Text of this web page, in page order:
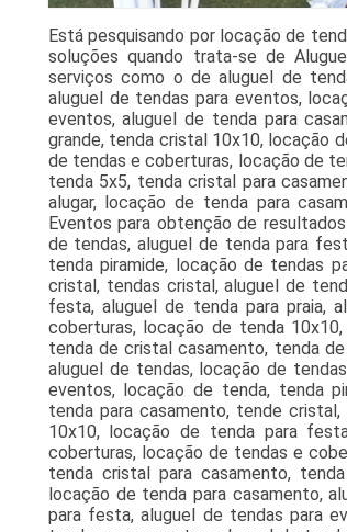
Está pesquisando por locação de
soluções quando trata-se de
serviços como o de aluguel de
aluguel de tendas para eventos,
eventos, aluguel de tenda para
grande, tenda cristal 10x10, locação
de tendas e coberturas, locação de
tenda 5x5, tenda cristal para
alugar, locação de tenda para
Eventos para obtenção de
de tendas, aluguel de tenda para
tenda piramide, locação de tendas
cristal, tendas cristal, aluguel de
festa, aluguel de tenda para praia,
coberturas, locação de tenda
tenda de cristal casamento, tenda
aluguel de tendas, locação de
eventos, locação de tenda, tenda
tenda para casamento, tende
10x10, locação de tenda para
coberturas, locação de tendas e
tenda cristal para casamento,
locação de tenda para casamento,
para festa, aluguel de tendas para